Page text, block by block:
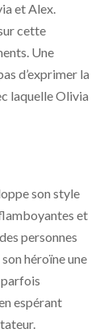
et Alex.
cette
Une
d’exprimer la
laquelle Olivia
son style
et
personnes
héroïne une
espérant